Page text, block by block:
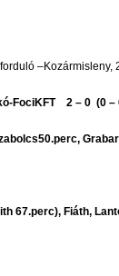
FociKFT 2 – 0 (0 –
67.perc), Fiáth,